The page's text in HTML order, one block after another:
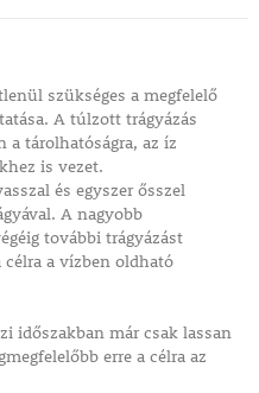
szükséges a megfelelő
A túlzott trágyázás
a tárolhatóságra, az íz
is vezet.
és egyszer ősszel
A nagyobb
további trágyázást
a vízben oldható
időszakban már csak lassan
erre a célra az